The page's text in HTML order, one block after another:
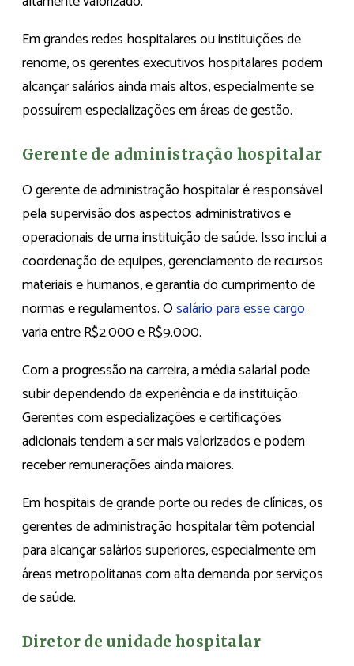
Em grandes redes hospitalares ou instituições de
renome, os gerentes executivos hospitalares podem
alcançar salários ainda mais altos, especialmente se
possuírem especializações em áreas de gestão.
Gerente de administração hospitalar
O gerente de administração hospitalar é responsável
pela supervisão dos aspectos administrativos e
operacionais de uma instituição de saúde. Isso inclui a
coordenação de equipes, gerenciamento de recursos
materiais e humanos, e garantia do cumprimento de
normas e regulamentos. Osalário para esse cargo
varia entre R$2.000 e R$9.000.
Com a progressão na carreira, a média salarial pode
subir dependendo da experiência e da instituição.
Gerentes com especializações e certificações
adicionais tendem a ser mais valorizados e podem
receber remunerações ainda maiores.
Em hospitais de grande porte ou redes de clínicas, os
gerentes de administração hospitalar têm potencial
para alcançar salários superiores, especialmente em
áreas metropolitanas com alta demanda por serviços
de saúde.
Diretor de unidade hospitalar